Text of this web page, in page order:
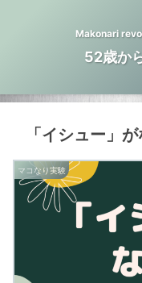
Makonari
52歳か
「イシュー」
マコなり実験